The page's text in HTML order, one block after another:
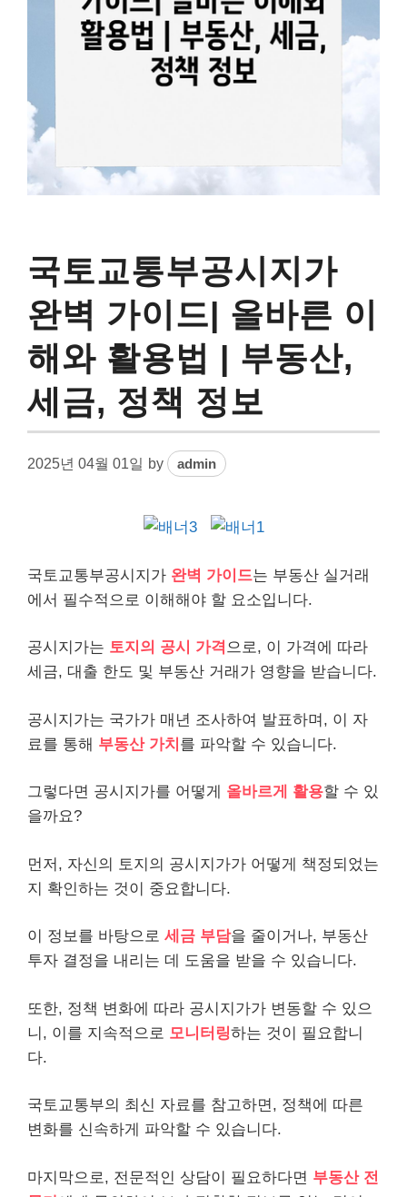
국토교통부공시지가
완벽 가이드| 올바른 이
해와 활용법 | 부동산,
세금, 정책 정보
2025년 04월 01일 by admin
국토교통부공시지가 완벽 가이드는 부동산 실거래
에서 필수적으로 이해해야 할 요소입니다.
공시지가는 토지의 공시 가격 으로, 이 가격에 따라
세금, 대출 한도 및 부동산 거래가 영향을 받습니다.
공시지가는 국가가 매년 조사하여 발표하며, 이 자
료를 통해 부동산 가치 를 파악할 수 있습니다.
그렇다면 공시지가를 어떻게 올바르게 활용할 수 있
을까요?
먼저, 자신의 토지의 공시지가가 어떻게 책정되었는
지 확인하는 것이 중요합니다.
이 정보를 바탕으로 세금 부담을 줄이거나, 부동산
투자 결정을 내리는 데 도움을 받을 수 있습니다.
또한, 정책 변화에 따라 공시지가가 변동할 수 있으
니, 이를 지속적으로 모니터링하는 것이 필요합니
다.
국토교통부의 최신 자료를 참고하면, 정책에 따른
변화를 신속하게 파악할 수 있습니다.
마지막으로, 전문적인 상담이 필요하다면 부동산 전